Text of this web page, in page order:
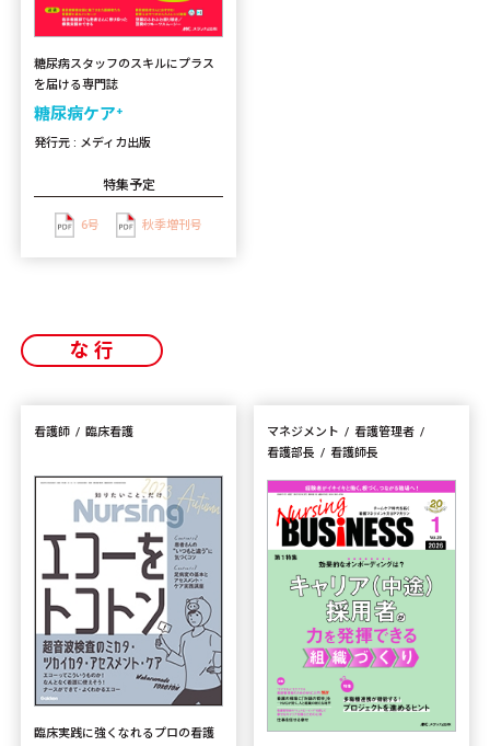
糖尿病スタッフのスキルにプラス
を届ける専門誌
糖尿病ケア⁺
発行元 : メディカ出版
特集予定
6号 秋季増刊号
な行
看護師 臨床看護
臨床実践に強くなれるプロの看護
マネジメント
看護管理者
看護部長
看護師長